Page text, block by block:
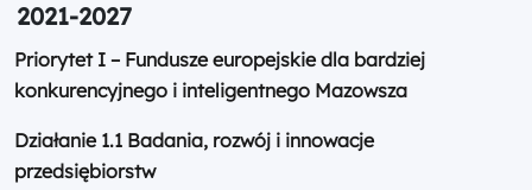
2021-2027
Priorytet I – Fundusze europejskie dla bardziej
konkurencyjnego i inteligentnego Mazowsza
Działanie 1.1 Badania, rozwój i innowacje
przedsiębiorstw